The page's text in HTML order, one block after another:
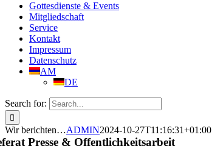
Gottesdienste & Events
Mitgliedschaft
Service
Kontakt
Impressum
Datenschutz
AM
DE
Search for:
Wir berichten…ADMIN2024-10-27T11:16:31+01:00
Presse & Offentlichkeitsarbeit